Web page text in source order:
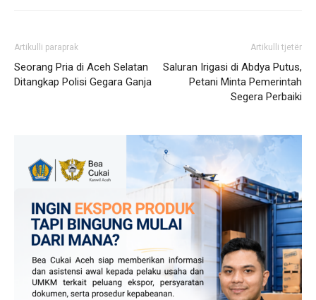
Artikulli paraprak
Seorang Pria di Aceh Selatan
Ditangkap Polisi Gegara Ganja
Artikulli tjetër
Saluran Irigasi di Abdya Putus,
Petani Minta Pemerintah
Segera Perbaiki